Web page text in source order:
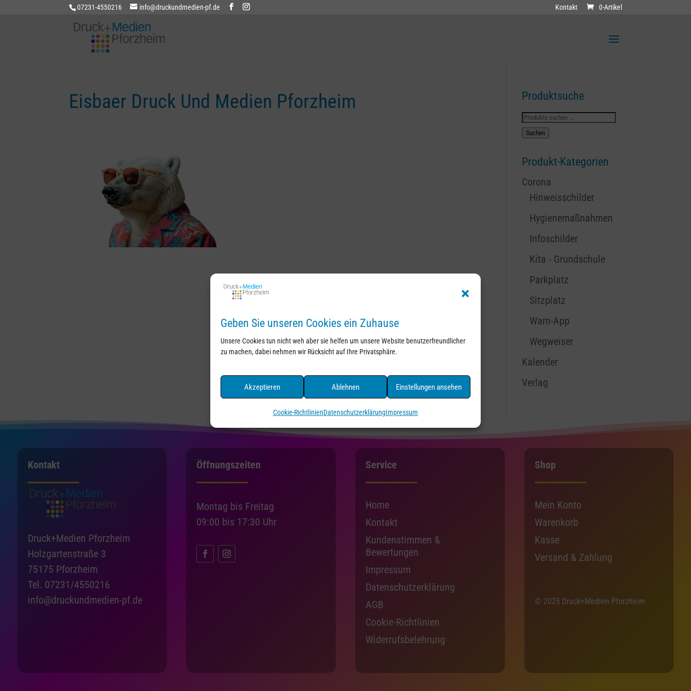
Geben Sie unseren Cookies ein Zuhause
Unsere Cookies tun nicht weh aber sie helfen um unsere Website benutzerfreundlicher
zu machen, dabei nehmen wir Rücksicht auf Ihre Privatsphäre.
Akzeptieren Ablehnen Einstellungen ansehen
Cookie-RichtlinienDatenschutzerklärungImpressum
07231-4550216 info@druckundmedien-pf.de Kontakt 0-Artikel
Eisbaer Druck Und Medien Pforzheim Produktsuche
Suchen
nach:
Suchen
Produkt-Kategorien
Corona
Hinweisschilder
Hygienemaßnahmen
Infoschilder
Kita - Grundschule
Parkplatz
Sitzplatz
Warn-App
Wegweiser
Kalender
Verlag
Kontakt
Druck+Medien Pforzheim
Holzgartenstraße 3
75175 Pforzheim
Tel. 07231/4550216
info@druckundmedien-pf.de
Öffnungszeiten
Montag bis Freitag
09:00 bis 17:30 Uhr
Service
Home
Kontakt
Kundenstimmen &
Bewertungen
Impressum
Datenschutzerklärung
AGB
Cookie-Richtlinien
Widerrufsbelehrung
Shop
Mein Konto
Warenkorb
Kasse
Versand & Zahlung
© 2025 Druck+Medien Pforzheim